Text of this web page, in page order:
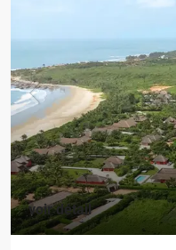
voir détail